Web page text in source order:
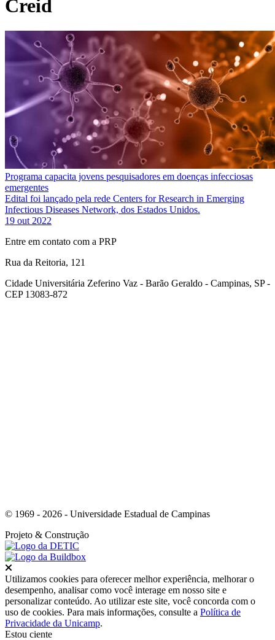
Creid
Programa capacita jovens pesquisadores em doenças infecciosas
emergentes
Edital foi lançado pela rede Centers for Research in Emerging
Infectious Diseases Network, dos Estados Unidos.
19 out 2022
Entre em contato com a PRP
Rua da Reitoria, 121
Cidade Universitária Zeferino Vaz - Barão Geraldo - Campinas, SP -
CEP 13083-872
© 1969 - 2026 - Universidade Estadual de Campinas
Projeto & Construção
Utilizamos cookies para oferecer melhor experiência, melhorar o
desempenho, analisar como você interage em nosso site e
personalizar conteúdo. Ao utilizar este site, você concorda com o
uso de cookies. Para mais informações, consulte a Política de
Privacidade da Unicamp.
Estou ciente